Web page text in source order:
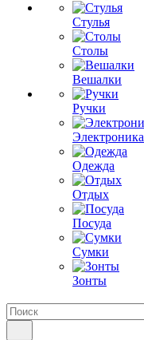
Стулья
Столы
Вешалки
Ручки
Электроника
Одежда
Отдых
Посуда
Сумки
Зонты